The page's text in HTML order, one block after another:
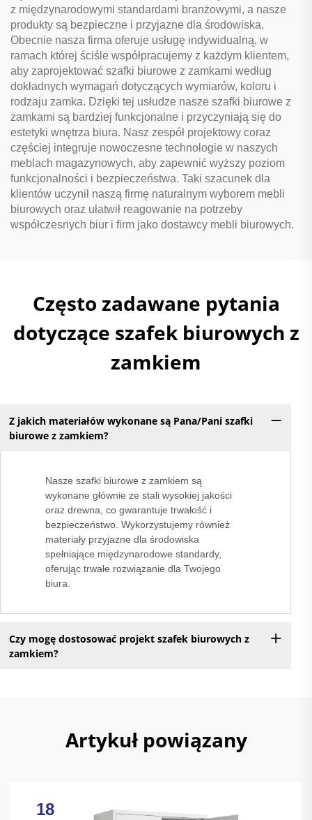
z międzynarodowymi standardami branżowymi, a nasze
produkty są bezpieczne i przyjazne dla środowiska.
Obecnie nasza firma oferuje usługę indywidualną, w
ramach której ściśle współpracujemy z każdym klientem,
aby zaprojektować szafki biurowe z zamkami według
dokładnych wymagań dotyczących wymiarów, koloru i
rodzaju zamka. Dzięki tej usłudze nasze szafki biurowe z
zamkami są bardziej funkcjonalne i przyczyniają się do
estetyki wnętrza biura. Nasz zespół projektowy coraz
częściej integruje nowoczesne technologie w naszych
meblach magazynowych, aby zapewnić wyższy poziom
funkcjonalności i bezpieczeństwa. Taki szacunek dla
klientów uczynił naszą firmę naturalnym wyborem mebli
biurowych oraz ułatwił reagowanie na potrzeby
współczesnych biur i firm jako dostawcy mebli biurowych.
Często zadawane pytania
dotyczące szafek biurowych z
zamkiem
Z jakich materiałów wykonane są Pana/Pani szafki
biurowe z zamkiem?
Nasze szafki biurowe z zamkiem są
wykonane głównie ze stali wysokiej jakości
oraz drewna, co gwarantuje trwałość i
bezpieczeństwo. Wykorzystujemy również
materiały przyjazne dla środowiska
spełniające międzynarodowe standardy,
oferując trwałe rozwiązanie dla Twojego
biura.
Czy mogę dostosować projekt szafek biurowych z
zamkiem?
Artykuł powiązany
18